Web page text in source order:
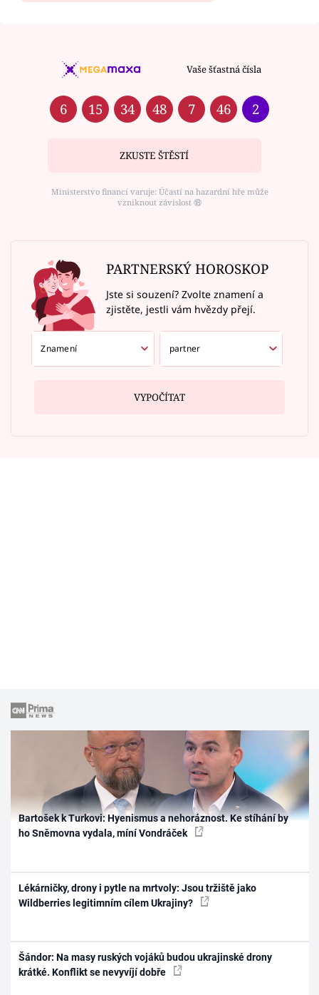
Vaše šťastná čísla
6 15 34 48 7 46 2
ZKUSTE ŠTĚSTÍ
Ministerstvo financí varuje: Účastí na hazardní hře může
vzniknout závislost ⑱
PARTNERSKÝ HOROSKOP
Jste si souzení? Zvolte znamení a
zjistěte, jestli vám hvězdy přejí.
VYPOČÍTAT
Bartošek k Turkovi: Hyenismus a nehoráznost. Ke stíhání by
ho Sněmovna vydala, míní Vondráček
Lékárničky, drony i pytle na mrtvoly: Jsou tržiště jako
Wildberries legitimním cílem Ukrajiny?
Šándor: Na masy ruských vojáků budou ukrajinské drony
krátké. Konflikt se nevyvíjí dobře